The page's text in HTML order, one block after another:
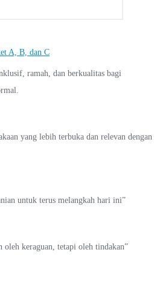
A, B, dan C
ramah, dan berkualitas bagi
yang lebih terbuka dan relevan dengan
untuk terus melangkah hari ini”
oleh keraguan, tetapi oleh tindakan”